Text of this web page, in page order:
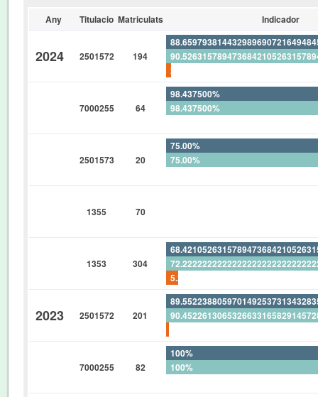
Any Titulacio Matriculats Indicador
2024 2501572 194
7000255 64
98.437500%
98.437500%
2501573 20
75.00%
75.00%
1355 70
1353 304
2023 2501572 201
7000255 82
100%
100%